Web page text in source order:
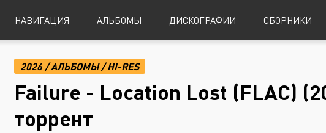
НАВИГАЦИЯ
Alternative Rock
Indie Rock
Power Metal
Progressive Metal
АЛЬБОМЫ ДИСКОГРАФИИ СБОРНИКИ
2026 /АЛЬБОМЫ/HI-RES
Failure - Location Lost (FLAC)
торрент